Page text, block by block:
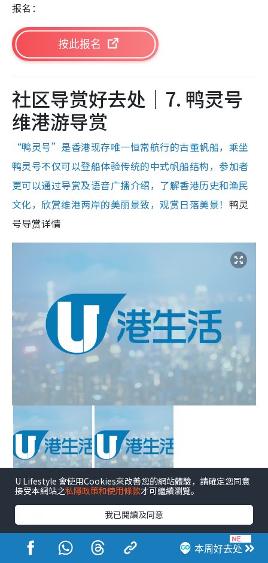
报名：
按此报名
社区导赏好去处｜7. 鸭灵号
维港游导赏
“鸭灵号”是香港现存唯一恒常航行的古董帆船，乘坐
鸭灵号不仅可以登船体验传统的中式帆船结构，参加者
更可以通过导赏及语音广播介绍，了解香港历史和渔民
文化，欣赏维港两岸的美丽景致，观赏日落美景！ 鸭灵
号导赏详情
点击图片放大
时段
本周好去处
U Lifestyle 會使用Cookies來改善您的網站體驗，請確定您同意
接受本網站之私隱政策和使用條款才可繼續瀏覽。
我已閱讀及同意